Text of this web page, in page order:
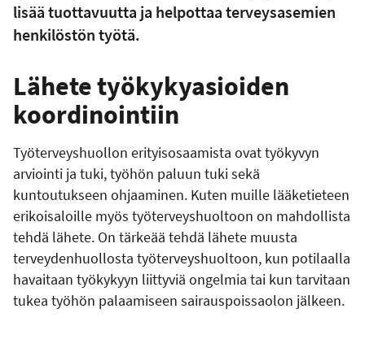
lisää tuottavuutta ja helpottaa terveysasemien
henkilöstön työtä.
Lähete työkykyasioiden
koordinointiin
Työterveyshuollon erityisosaamista ovat työkyvyn
arviointi ja tuki, työhön paluun tuki sekä
kuntoutukseen ohjaaminen. Kuten muille lääketieteen
erikoisaloille myös työterveyshuoltoon on mahdollista
tehdä lähete. On tärkeää tehdä lähete muusta
terveydenhuollosta työterveyshuoltoon, kun potilaalla
havaitaan työkykyyn liittyviä ongelmia tai kun tarvitaan
tukea työhön palaamiseen sairauspoissaolon jälkeen.